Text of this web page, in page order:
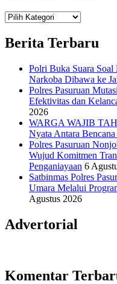
Teknologi
Berita Terbaru
Polri Buka Suara Soal
Narkoba Dibawa ke
Polres Pasuruan
Efektivitas dan
2026
WARGA WAJIB
Nyata Antara
Polres Pasuruan
Wujud Komitmen
Penganiayaan 6
Satbinmas Polres
Umara Melalui
Agustus 2026
Advertorial
Komentar